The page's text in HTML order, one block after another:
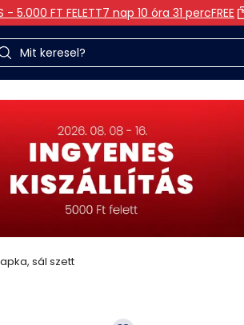
- 5.000 FT FELETT7 nap 10 óra 30 percFREE
sál szett